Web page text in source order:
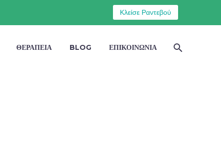
Κλείσε Ραντεβού
ΘΕΡΑΠΕΙΑ BLOG ΕΠΙΚΟΙΝΩΝΙΑ